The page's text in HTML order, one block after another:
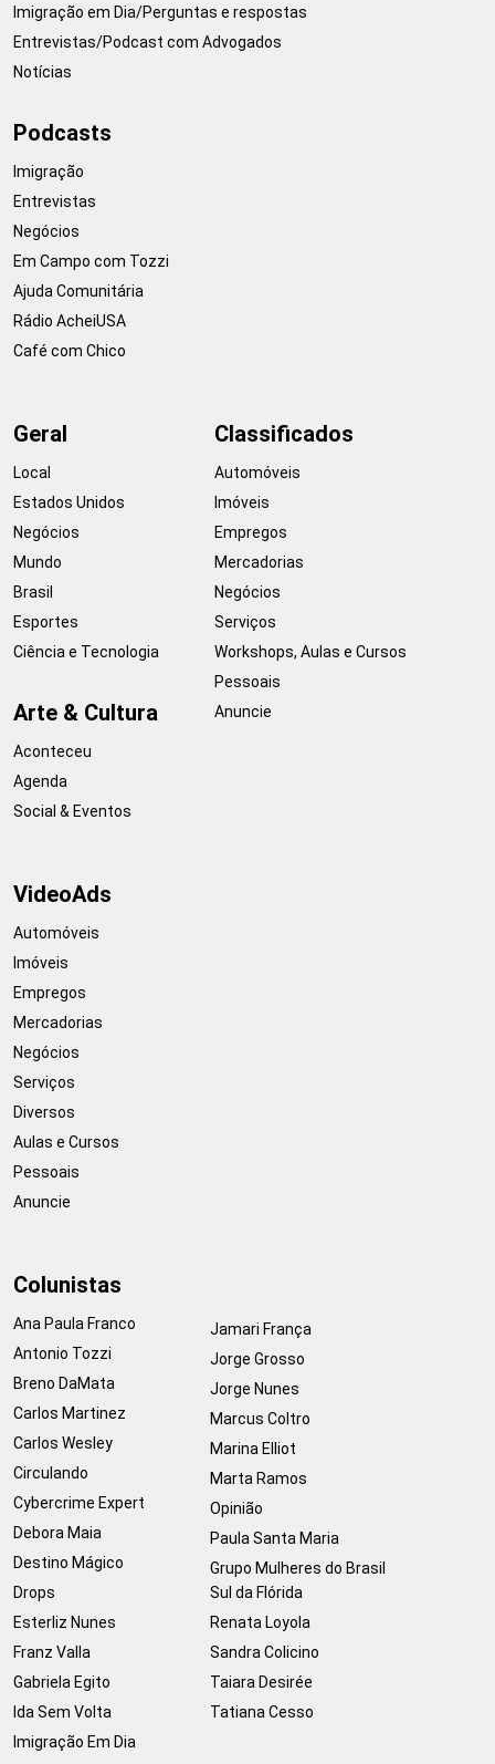
Imigração em Dia/Perguntas e respostas
Entrevistas/Podcast com Advogados
Notícias
Podcasts
Imigração
Entrevistas
Negócios
Em Campo com Tozzi
Ajuda Comunitária
Rádio AcheiUSA
Café com Chico
Geral
Local
Estados Unidos
Negócios
Mundo
Brasil
Esportes
Ciência e Tecnologia
Arte & Cultura
Aconteceu
Agenda
Social & Eventos
Classificados
Automóveis
Imóveis
Empregos
Mercadorias
Negócios
Serviços
Workshops, Aulas e Cursos
Pessoais
Anuncie
VideoAds
Automóveis
Imóveis
Empregos
Mercadorias
Negócios
Serviços
Diversos
Aulas e Cursos
Pessoais
Anuncie
Colunistas
Ana Paula Franco
Antonio Tozzi
Breno DaMata
Carlos Martinez
Carlos Wesley
Circulando
Cybercrime Expert
Debora Maia
Destino Mágico
Drops
Esterliz Nunes
Franz Valla
Gabriela Egito
Ida Sem Volta
Imigração Em Dia
Jamari França
Jorge Grosso
Jorge Nunes
Marcus Coltro
Marina Elliot
Marta Ramos
Opinião
Paula Santa Maria
Grupo Mulheres do Brasil
Sul da Flórida
Renata Loyola
Sandra Colicino
Taiara Desirée
Tatiana Cesso